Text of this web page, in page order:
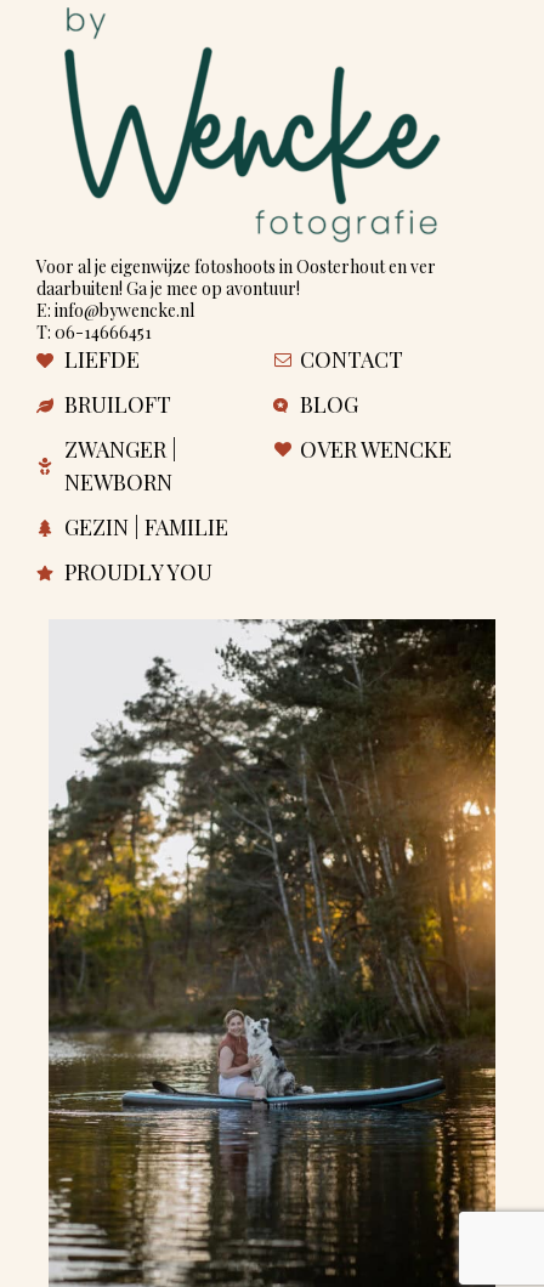
Voor al je eigenwijze fotoshoots in Oosterhout en ver
daarbuiten! Ga je mee op avontuur!
E: info@bywencke.nl
T: 06-14666451
LIEFDE
BRUILOFT
ZWANGER |
NEWBORN
GEZIN | FAMILIE
PROUDLY YOU
CONTACT
BLOG
OVER WENCKE